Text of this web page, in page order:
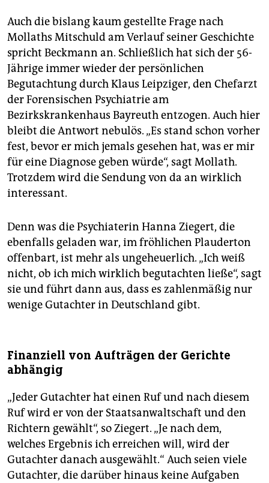
Auch die bislang kaum gestellte Frage nach
Mollaths Mitschuld am Verlauf seiner Geschichte
spricht Beckmann an. Schließlich hat sich der 56-
Jährige immer wieder der persönlichen
Begutachtung durch Klaus Leipziger, den Chefarzt
der Forensischen Psychiatrie am
Bezirkskrankenhaus Bayreuth entzogen. Auch hier
bleibt die Antwort nebulös. „Es stand schon vorher
fest, bevor er mich jemals gesehen hat, was er mir
für eine Diagnose geben würde“, sagt Mollath.
Trotzdem wird die Sendung von da an wirklich
interessant.
Denn was die Psychiaterin Hanna Ziegert, die
ebenfalls geladen war, im fröhlichen Plauderton
offenbart, ist mehr als ungeheuerlich. „Ich weiß
nicht, ob ich mich wirklich begutachten ließe“, sagt
sie und führt dann aus, dass es zahlenmäßig nur
wenige Gutachter in Deutschland gibt.
Finanziell von Aufträgen der Gerichte
abhängig
„Jeder Gutachter hat einen Ruf und nach diesem
Ruf wird er von der Staatsanwaltschaft und den
Richtern gewählt“, so Ziegert. „Je nach dem,
welches Ergebnis ich erreichen will, wird der
Gutachter danach ausgewählt.“ Auch seien viele
Gutachter, die darüber hinaus keine Aufgaben